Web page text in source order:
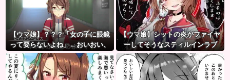
【ウマ娘】？？？「女の子に眼鏡
って要らないよね」←おいおい、
こいつ●ぬぞ…
【ウマ娘】シットの炎がファイヤ
ーしてそうなスティルインラブ
（セーラーマーズ衣装）